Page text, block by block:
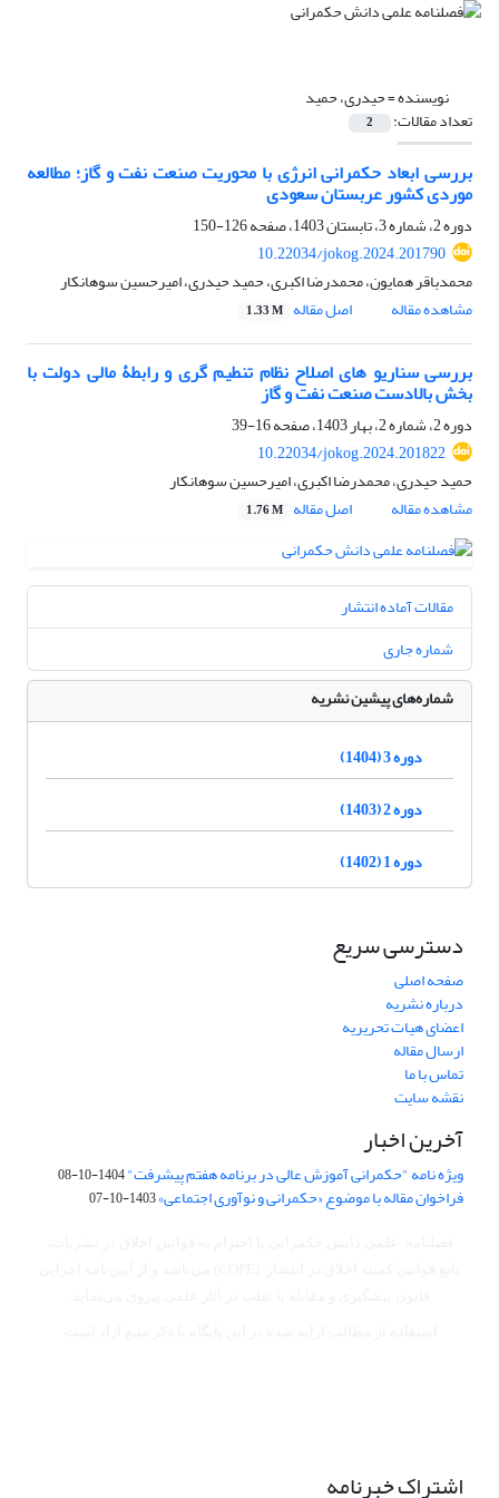
نویسنده =حیدری، حمید
تعداد مقالات: 2
بررسی ابعاد حکمرانی انرژی با محوریت صنعت نفت و گاز؛ مطالعه
موردی کشور عربستان سعودی
دوره 2، شماره 3، تابستان 1403، صفحه
126-150
10.22034/jokog.2024.201790
محمدباقر همایون، محمدرضا اکبری، حمید حیدری، امیرحسین سوهانکار
مشاهده مقاله
اصل مقاله 1.33 M
بررسی سناریو های اصلاح نظام تنطیم گری و رابطۀ مالی دولت با
بخش بالادست صنعت نفت و گاز
دوره 2، شماره 2، بهار 1403، صفحه
16-39
10.22034/jokog.2024.201822
حمید حیدری، محمدرضا اکبری، امیرحسین سوهانکار
مشاهده مقاله
اصل مقاله 1.76 M
مقالات آماده انتشار
شماره جاری
شماره‌های پیشین نشریه
دوره 3 (1404)
دوره 2 (1403)
دوره 1 (1402)
دسترسی سریع
صفحه اصلی
درباره نشریه
اعضای هیات تحریریه
ارسال مقاله
تماس با ما
نقشه سایت
آخرین اخبار
ویژه نامه "حکمرانی آموزش عالی در برنامه هفتم پیشرفت"1404-10-08
فراخوان مقاله با موضوع «حکمرانی و نوآوری اجتماعی»1403-10-07
اشتراک خبرنامه